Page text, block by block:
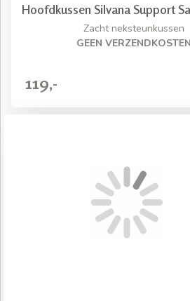
Hoofdkussen Silvana Support
Zacht neksteunkussen
GEEN VERZENDKOSTEN
119,-